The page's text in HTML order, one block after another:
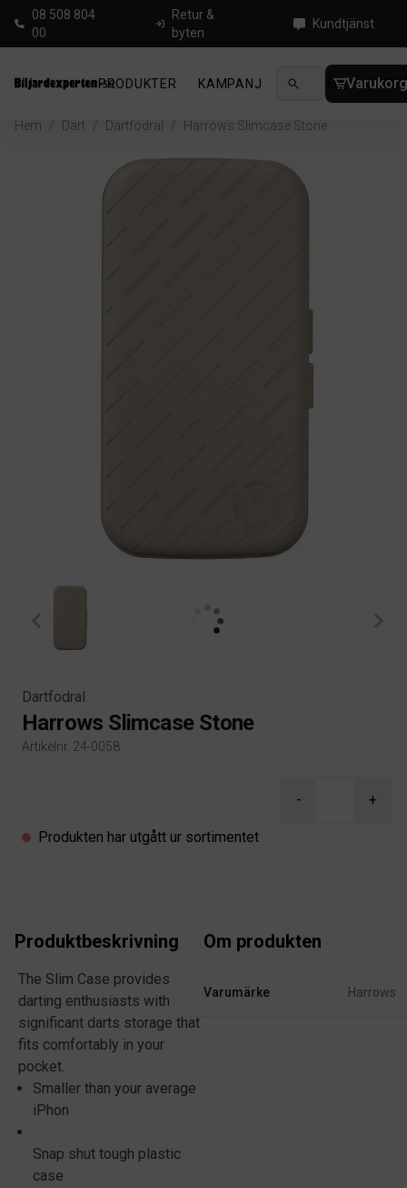
08 508 804
00
Retur &
byten
Kundtjänst
PRODUKTER KAMPANJ NYHETER
Hem / Dart / Dartfodral / Harrows Slimcase Stone
Dartfodral
Harrows Slimcase Stone
Artikelnr. 24-0058
- +
Produkten har utgått ur sortimentet
Produktbeskrivning
The Slim Case provides
darting enthusiasts with
significant darts storage that
fits comfortably in your
pocket.
Smaller than your average
iPhon
Snap shut tough plastic
case
Om produkten
Varumärke Harrows